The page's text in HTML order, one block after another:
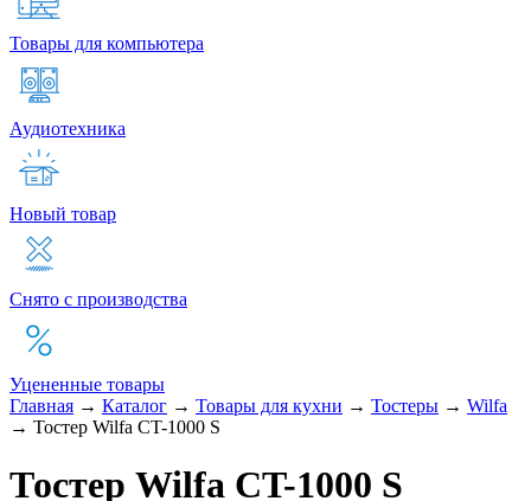
Товары для компьютера
Аудиотехника
Новый товар
Снято с производства
Уцененные товары
Главная → Каталог → Товары для кухни → Тостеры → Wilfa
→ Тостер Wilfa CT-1000 S
Тостер Wilfa CT-1000 S